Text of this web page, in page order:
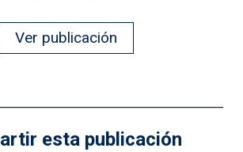
Ver publicación
esta publicación